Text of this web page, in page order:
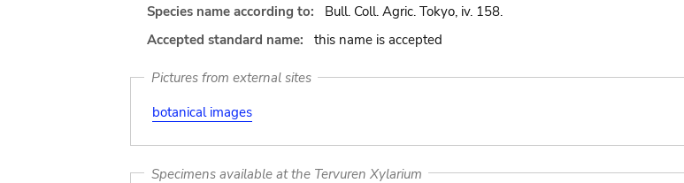
Species name according to:
Bull. Coll. Agric. Tokyo, iv. 158.
Accepted standard name:
this name is accepted
Pictures from external sites
botanical images
Specimens available at the Tervuren Xylarium